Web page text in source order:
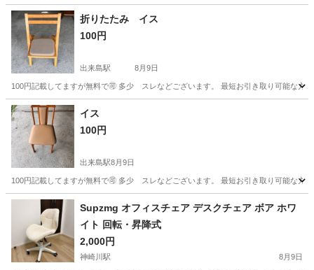
折りたたみ イス
100円
出来島駅 8月9日
100円記載してますが無料で🉑 多少 スレなどございます。 最短お引き取り可能な方
大阪 大阪市
イス
100円
出来島駅8月9日
100円記載してますが無料で🉑 多少 スレなどございます。 最短お引き取り可能な方
大阪 大阪市
Supzmg オフィスチェア デスクチェア ボア ホワ
イト 回転・昇降式
2,000円
神崎川駅 8月9日